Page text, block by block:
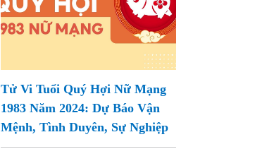
Tử Vi Tuổi Quý Hợi Nữ Mạng
1983 Năm 2024: Dự Báo Vận
Mệnh, Tình Duyên, Sự Nghiệp